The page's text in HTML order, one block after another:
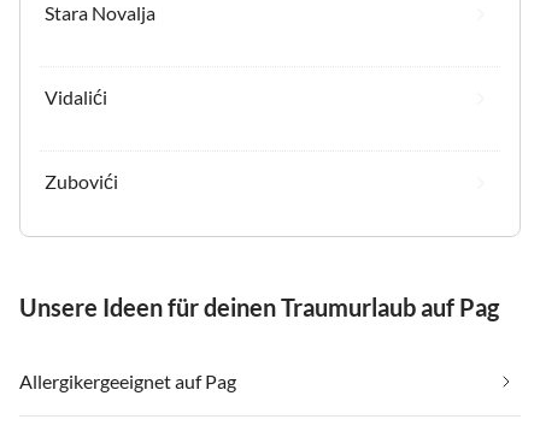
Stara Novalja
Vidalići
Zubovići
Unsere Ideen für deinen Traumurlaub auf Pag
Allergikergeeignet auf Pag